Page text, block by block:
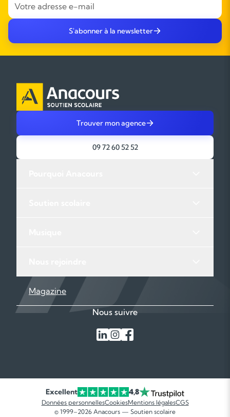
S'abonner à la newsletter
Trouver mon agence
09 72 60 52 52
Magazine
Nous suivre
Excellent 4,8
Données personnellesCookiesMentions légalesCGS
© 1999–2026 Anacours — Soutien scolaire